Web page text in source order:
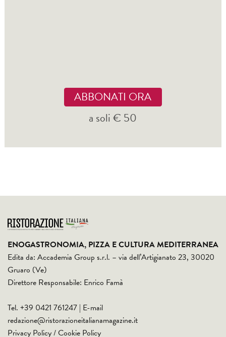
ABBONATI ORA
a soli € 50
ENOGASTRONOMIA, PIZZA E CULTURA MEDITERRANEA
Edita da: Accademia Group s.r.l. – via dell’Artigianato 23, 30020
Gruaro (Ve)
Direttore Responsabile: Enrico Famà
Tel. +39 0421 761247 | E-mail
redazione@ristorazioneitalianamagazine.it
Privacy Policy/Cookie Policy